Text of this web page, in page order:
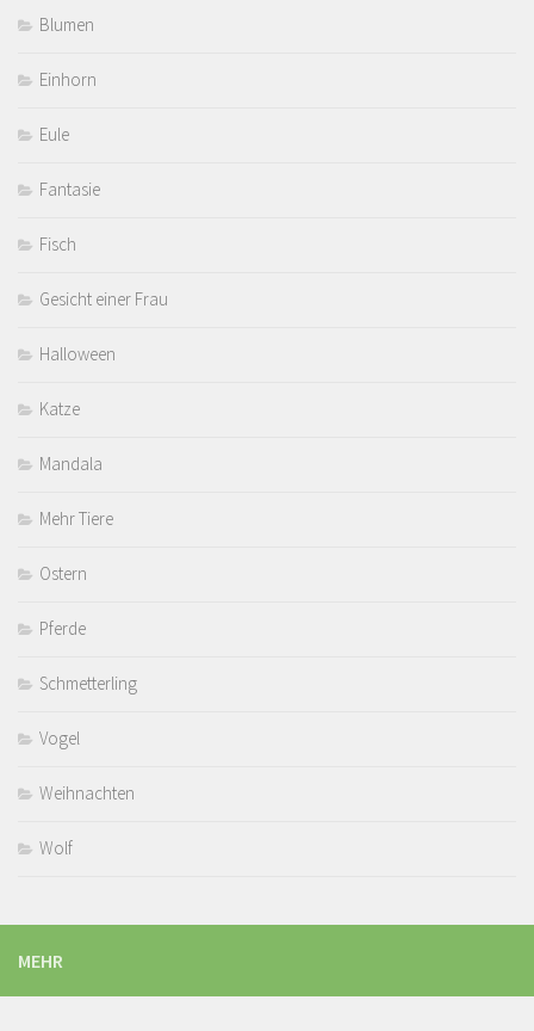
Blumen
Einhorn
Eule
Fantasie
Fisch
Gesicht einer Frau
Halloween
Katze
Mandala
Mehr Tiere
Ostern
Pferde
Schmetterling
Vogel
Weihnachten
Wolf
MEHR